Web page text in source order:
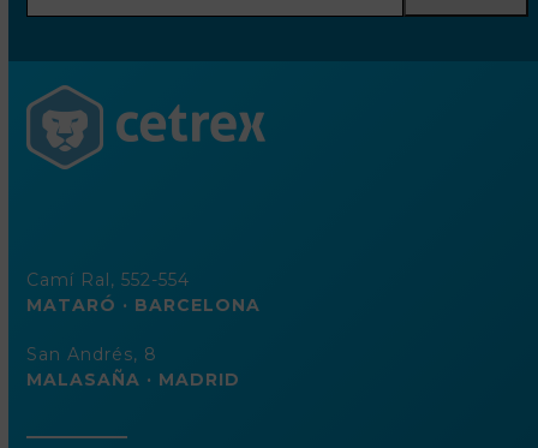
teva
correu
electrònic
Camí Ral, 552-554
MATARÓ · BARCELONA
San Andrés, 8
MALASAÑA · MADRID